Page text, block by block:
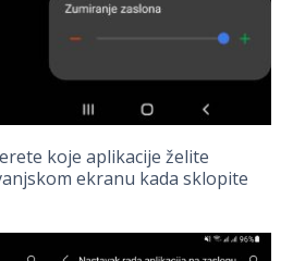
koje aplikacije želite
ekranu kada sklopite